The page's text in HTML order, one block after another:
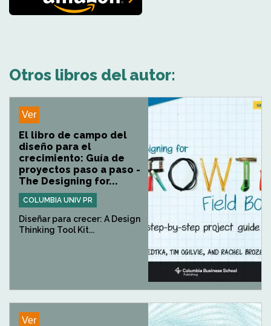
Otros libros del autor:
Ver
El libro de campo del
diseño para el
crecimiento: Guía de
proyectos paso a paso -
The Designing for...
COLUMBIA UNIV PR
Diseñar para crecer: A Design
Thinking Tool Kit...
Ver